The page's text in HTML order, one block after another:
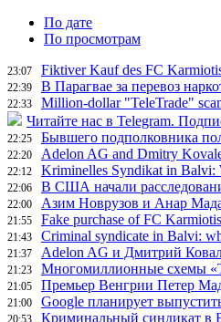
По дате
По просмотрам
23:07 Fiktiver Kauf des FC
22:39 В Парагвае за перевоз
22:33
Million-dollar "TeleTrade"
Читайте нас в Telegram.
22:25 Бывшего подполковника
22:20 Adelon AG and Dmitry
22:12 Kriminelles Syndikat in Balvi:
22:06 В США начали
22:00 Азим Новрузов и Анар
21:55 Fake purchase of FC
21:43 Criminal syndicate in Balvi:
21:37 Adelon AG и Дмитрий
21:23 Многомиллионные схемы
21:05 Премьер Венгрии Петер
21:00 Google планирует
20:53 Криминальный синдикат в